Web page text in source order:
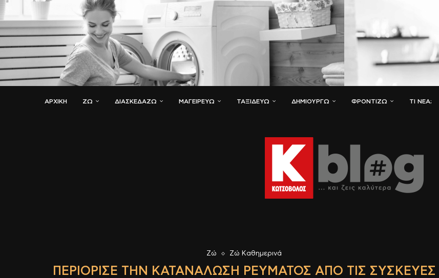
ΑΡΧΙΚΗ ΖΏ ΔΙΑΣΚΕΔΆΖΩ ΜΑΓΕΙΡΕΎΩ ΤΑΞΙΔΕΎΩ ΔΗΜΙΟΥΡΓΏ ΦΡΟΝΤΊΖΩ ΤΙ ΝΈΑ;
Ζώ Ζώ Καθημερινά
ΠΕΡΙΌΡΙΣΕ ΤΗΝ ΚΑΤΑΝΆΛΩΣΗ ΡΕΎΜΑΤΟΣ ΑΠΌ ΤΙΣ ΣΥΣΚΕΥΈΣ